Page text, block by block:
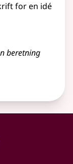
for en idé
beretning